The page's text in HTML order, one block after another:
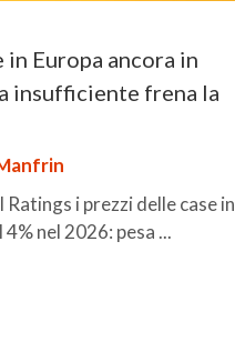
in Europa ancora in
insufficiente frena la
Ratings i prezzi delle case in
nel 2026: pesa ...